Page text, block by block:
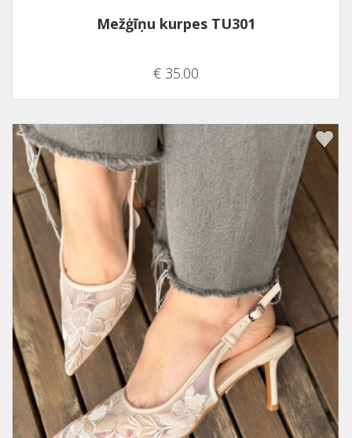
Mežģīņu kurpes TU301
€ 35.00